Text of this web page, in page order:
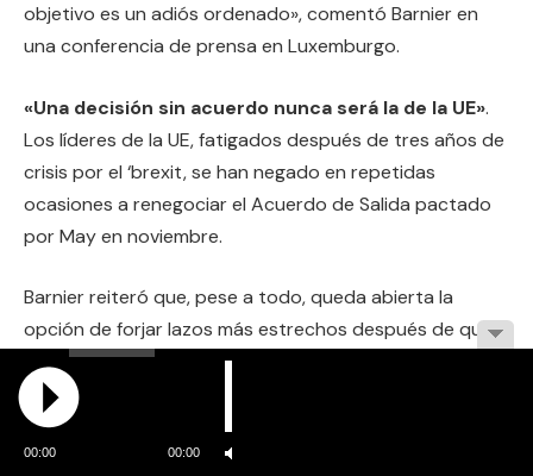
objetivo es un adiós ordenado», comentó Barnier en
una conferencia de prensa en Luxemburgo.
«Una decisión sin acuerdo nunca será la de la UE».
Los líderes de la UE, fatigados después de tres años de
crisis por el ‘brexit, se han negado en repetidas
ocasiones a renegociar el Acuerdo de Salida pactado
por May en noviembre.
Barnier reiteró que, pese a todo, queda abierta la
opción de forjar lazos más estrechos después de que
se consuma el ‘brexit’. Incapaz de convencer a sus
correligionarios conservadores para que aprueben su
acuerdo, May está cortejando al socialista Jeremy
Corbyn, cuyo Partido Laborista quiere mantener a
00:00 00:00